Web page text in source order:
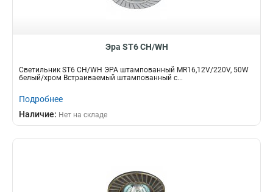
Эра ST6 CH/WH
Светильник ST6 CH/WH ЭРА штампованный MR16,12V/220V, 50W
белый/хром Встраиваемый штампованный с...
Подробнее
Наличие: Нет на складе